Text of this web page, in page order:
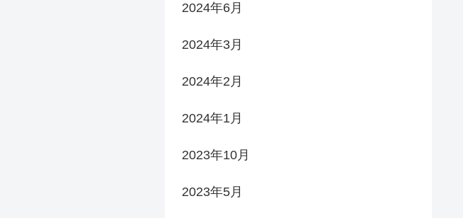
2024年6月
2024年3月
2024年2月
2024年1月
2023年10月
2023年5月